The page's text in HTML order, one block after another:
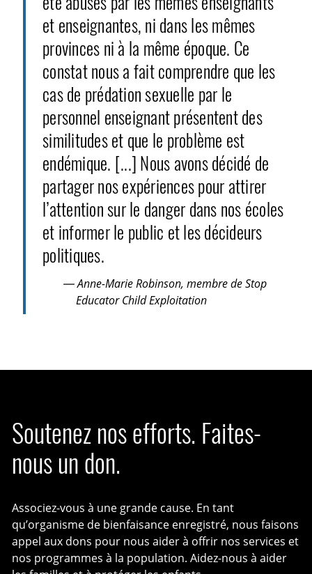
et enseignantes, ni dans les mêmes
provinces ni à la même époque. Ce
constat nous a fait comprendre que les
cas de prédation sexuelle par le
personnel enseignant présentent des
similitudes et que le problème est
endémique. [...] Nous avons décidé de
partager nos expériences pour attirer
l’attention sur le danger dans nos écoles
et informer le public et les décideurs
politiques.
— Anne-Marie Robinson, membre de Stop
Educator Child Exploitation
Soutenez nos efforts. Faites-
nous un don.
Associez-vous à une grande cause. En tant
qu’organisme de bienfaisance enregistré, nous faisons
appel aux dons pour nous aider à offrir nos services et
nos programmes à la population. Aidez-nous à aider